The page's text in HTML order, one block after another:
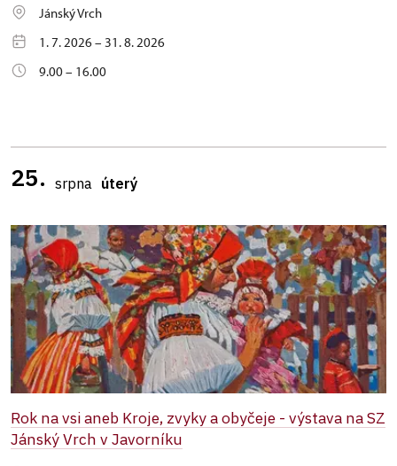
Jánský Vrch
1. 7. 2026 – 31. 8. 2026
9.00 – 16.00
25. srpna úterý
Rok na vsi aneb Kroje, zvyky a obyčeje - výstava na SZ
Jánský Vrch v Javorníku